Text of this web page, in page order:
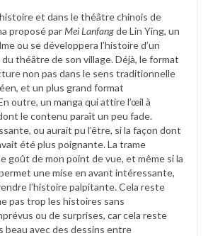
et dans le théâtre chinois de
proposé parMei Lanfangde Lin Ying, un
ou se développera l’histoire d’un
théâtre de son village. Déjà, le format
non pas dans le sens traditionnelle
et un plus grand format
outre, un manga qui attire l’œil à
le contenu paraît un peu fade.
ou aurait pu l’être, si la façon dont
été plus poignante. La trame
goût de mon point de vue, et même si la
une mise en avant intéressante,
l’histoire palpitante. Cela reste
pas trop les histoires sans
ou de surprises, car cela reste
beau avec des dessins entre